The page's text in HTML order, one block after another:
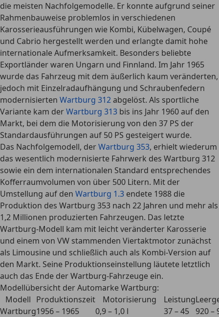
die meisten Nachfolgemodelle. Er konnte aufgrund seiner
Rahmenbauweise problemlos in verschiedenen
Karosserieausführungen wie Kombi, Kübelwagen, Coupé
und Cabrio hergestellt werden und erlangte damit hohe
internationale Aufmerksamkeit. Besonders beliebte
Exportländer waren Ungarn und Finnland. Im Jahr 1965
wurde das Fahrzeug mit dem äußerlich kaum veränderten,
jedoch mit Einzelradaufhängung und Schraubenfedern
modernisierten Wartburg 312abgelöst. Als sportliche
Variante kam derWartburg 313 bis ins Jahr 1960 auf den
Markt, bei dem die Motorisierung von den 37 PS der
Standardausführungen auf 50 PS gesteigert wurde.
Das Nachfolgemodell, derWartburg 353, erhielt wiederum
das wesentlich modernisierte Fahrwerk des Wartburg 312
sowie ein dem internationalen Standard entsprechendes
Kofferraumvolumen von über 500 Litern. Mit der
Umstellung auf den Wartburg 1.3 endete 1988 die
Produktion des Wartburg 353 nach 22 Jahren und mehr als
1,2 Millionen produzierten Fahrzeugen. Das letzte
Wartburg-Modell kam mit leicht veränderter Karosserie
und einem von VW stammenden Viertaktmotor zunächst
als Limousine und schließlich auch als Kombi-Version auf
den Markt. Seine Produktionseinstellung läutete letztlich
auch das Ende der Wartburg-Fahrzeuge ein.
Modellübersicht der Automarke Wartburg:
Modell Produktionszeit Motorisierung Leistung
Wartburg1956 – 1965
0,9 – 1,0 l
37 – 45
920 –